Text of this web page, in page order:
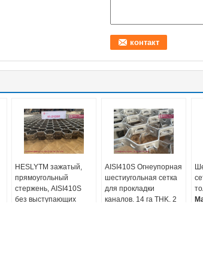
HESLYTM зажатый,
прямоугольный
стержень, AISI410S
без выступающих
AISI410S Огнеупорная
шестиугольная сетка
для прокладки
каналов. 14 га THK. 2